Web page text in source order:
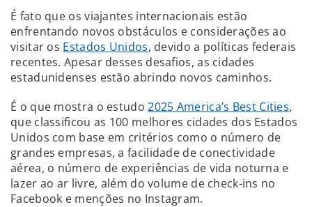
É fato que os viajantes internacionais estão
enfrentando novos obstáculos e considerações ao
visitar os Estados Unidos, devido a políticas federais
recentes. Apesar desses desafios, as cidades
estadunidenses estão abrindo novos caminhos.
É o que mostra o estudo2025 America’s Best Cities,
que classificou as 100 melhores cidades dos Estados
Unidos com base em critérios como o número de
grandes empresas, a facilidade de conectividade
aérea, o número de experiências de vida noturna e
lazer ao ar livre, além do volume de check-ins no
Facebook e menções no Instagram.